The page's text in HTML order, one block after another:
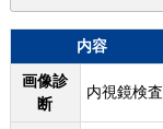
内容
画像診
断
内視鏡検査